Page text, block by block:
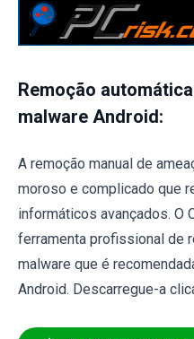
Remoção
malware Android:
A remoção manual de
moroso e complicado que
informáticos avançados. O
ferramenta profissional de
malware que é
Android. Descarregue-a